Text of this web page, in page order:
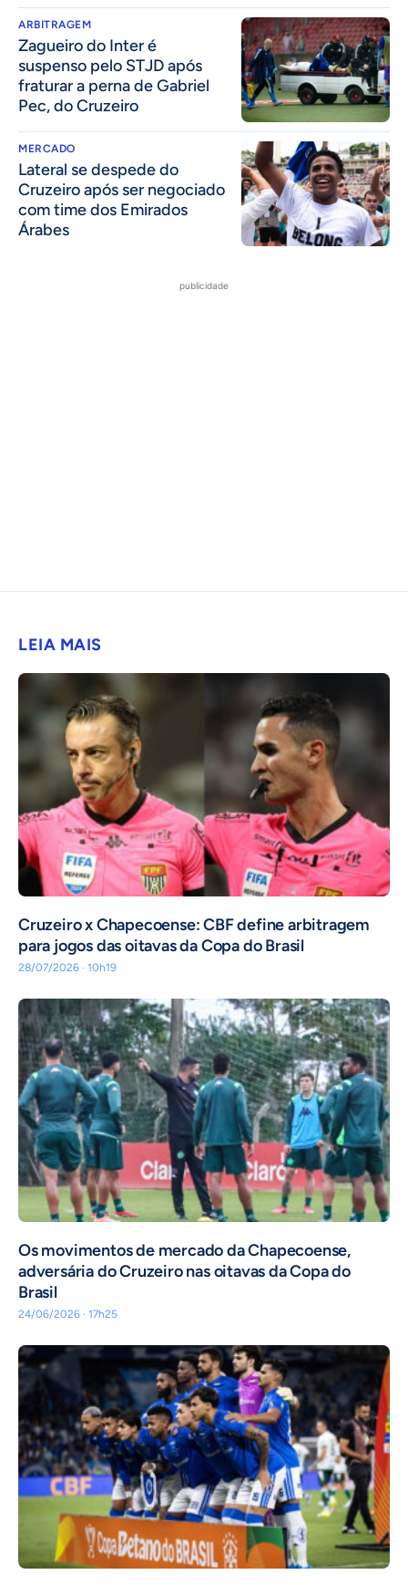
ARBITRAGEM
Zagueiro do Inter é
suspenso pelo STJD após
fraturar a perna de Gabriel
Pec, do Cruzeiro
MERCADO
Lateral se despede do
Cruzeiro após ser negociado
com time dos Emirados
Árabes
publicidade
LEIA MAIS
Cruzeiro x Chapecoense: CBF define arbitragem
para jogos das oitavas da Copa do Brasil
28/07/2026 · 10h19
Os movimentos de mercado da Chapecoense,
adversária do Cruzeiro nas oitavas da Copa do
Brasil
24/06/2026 · 17h25